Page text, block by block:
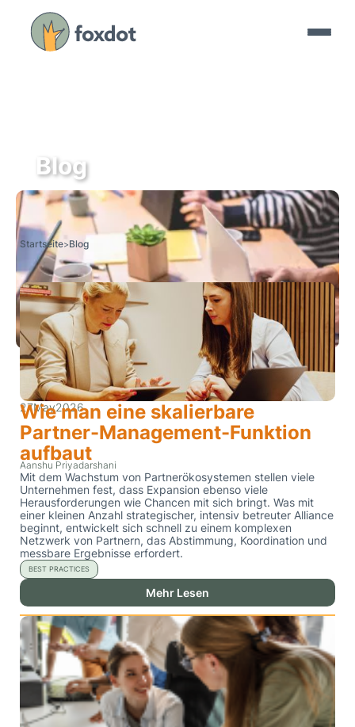
Blog
Startseite>Blog
27May2026
Wie man eine skalierbare
Partner-Management-Funktion
aufbaut
Aanshu Priyadarshani
Mit dem Wachstum von Partnerökosystemen stellen viele
Unternehmen fest, dass Expansion ebenso viele
Herausforderungen wie Chancen mit sich bringt. Was mit
einer kleinen Anzahl strategischer, intensiv betreuter Alliance
beginnt, entwickelt sich schnell zu einem komplexen
Netzwerk von Partnern, das Abstimmung, Koordination und
messbare Ergebnisse erfordert.
Mehr Lesen
BEST PRACTICES